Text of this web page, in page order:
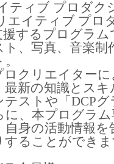
ティブ プロダク
エイティブ プロ
するプログラ
ト、写真、音楽
ロクリエイター
最新の知識とス
ストや「DCP
、本プログラ
自身の活動情報
することができ